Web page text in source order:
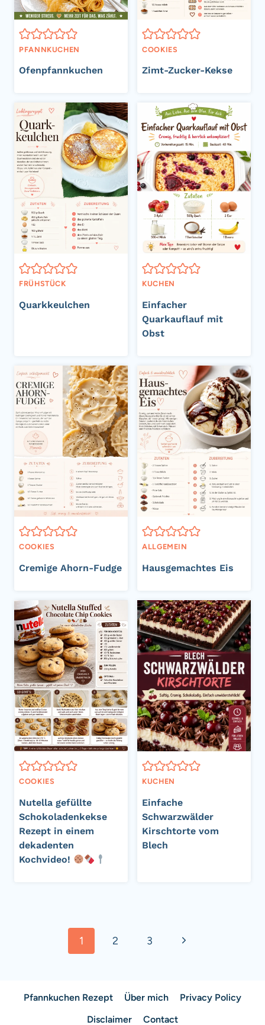
PFANNKUCHEN
Ofenpfannkuchen
COOKIES
Zimt-Zucker-Kekse
FRÜHSTÜCK
Quarkkeulchen
KUCHEN
Einfacher
Quarkauflauf mit
Obst
COOKIES
Cremige Ahorn-Fudge
ALLGEMEIN
Hausgemachtes Eis
COOKIES
Nutella gefüllte
Schokoladenkekse
Rezept in einem
dekadenten
Kochvideo!
KUCHEN
Einfache
Schwarzwälder
Kirschtorte vom
Blech
1 2 3
Nächste
Pfannkuchen Rezept Über mich
Privacy Policy
Disclaimer
Contact